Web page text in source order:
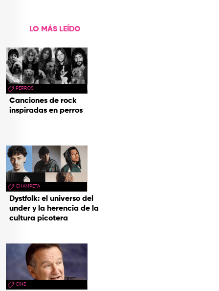
LO MÁS LEÍDO
PERROS
Canciones de rock
inspiradas en perros
CHAMPETA
Dystfolk: el universo del
under y la herencia de la
cultura picotera
CINE